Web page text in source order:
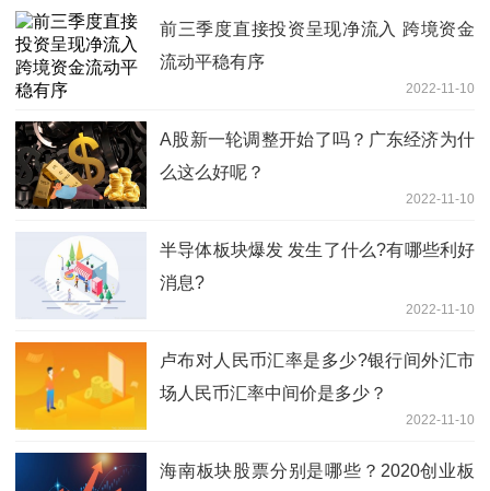
前三季度直接投资呈现净流入 跨境资金
流动平稳有序
2022-11-10
A股新一轮调整开始了吗？广东经济为什
么这么好呢？
2022-11-10
半导体板块爆发 发生了什么?有哪些利好
消息?
2022-11-10
卢布对人民币汇率是多少?银行间外汇市
场人民币汇率中间价是多少？
2022-11-10
海南板块股票分别是哪些？2020创业板